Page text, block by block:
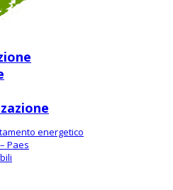
energetico
Paes